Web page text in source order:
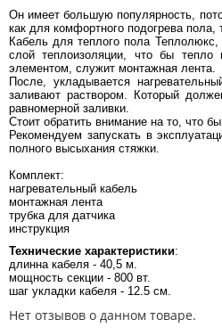
Он имеет большую популярность,
как для комфортного подогрева пола,
Кабель для теплого пола
слой теплоизоляции, что бы
элементом, служит монтажная лента.
После, укладывается
заливают раствором. Который
равномерной заливки.
Стоит обратить внимание на то, что
Рекомендуем запускать в
полного высыхания стяжки.
Комплект:
нагревательный кабель
монтажная лента
трубка для датчика
инструкция
Технические характеристики:
длинна кабеля - 40,5 м.
мощность секции - 800 вт.
шаг укладки кабеля - 12.5 см.
Нет отзывов о данном товаре.